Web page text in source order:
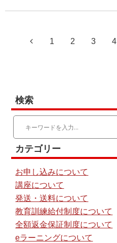
1 2 3 4
検索
カテゴリー
お申し込みについて
講座について
発送・送料について
教育訓練給付制度について
全額返金保証制度について
eラーニングについて